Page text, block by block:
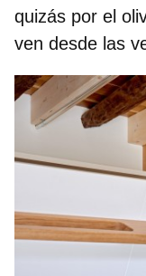
quizás por el
ven desde las